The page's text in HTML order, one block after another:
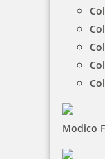
Modico
8 Artikel in der